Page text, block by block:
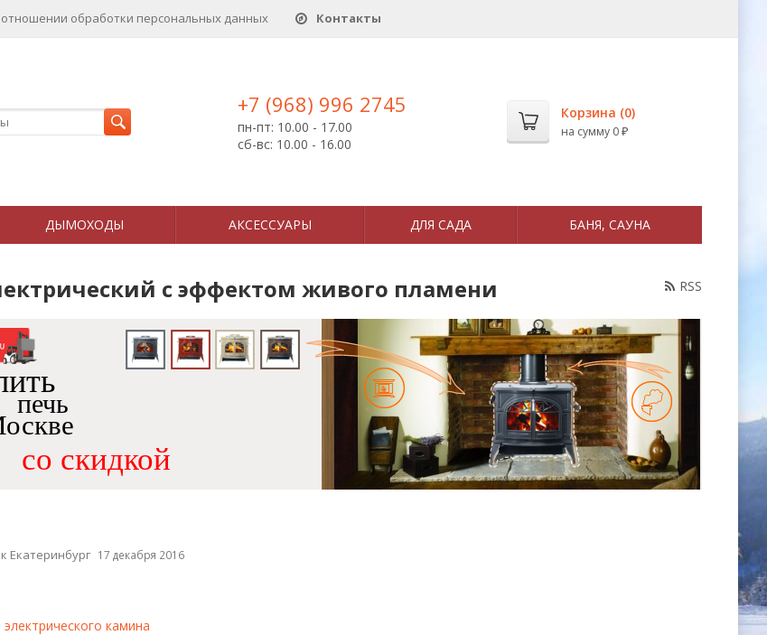
обработки персональных данныx Контакты
+7 (968) 996 2745
пн-пт: 10.00 - 17.00
сб-вс: 10.00 - 16.00
Корзина (0)
на сумму 0 ₽
ДЫМОХОДЫ АКСЕССУАРЫ ДЛЯ САДА БАНЯ, САУНА
RSS
с эффектом живого пламени
печь
со скидкой
Екатеринбург 17 декабря 2016
камина